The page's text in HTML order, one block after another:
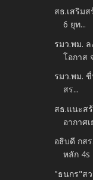
สธ.เสริม
6 ยุท...
รมว.พม.
โอกาส
รมว.พม.
สร...
สธ.แนะส
อากาศเ
อธิบดี กส
หลัก 4s
"ธนกร"สว